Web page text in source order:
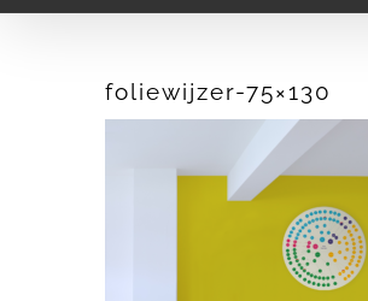
foliewijzer-75×130